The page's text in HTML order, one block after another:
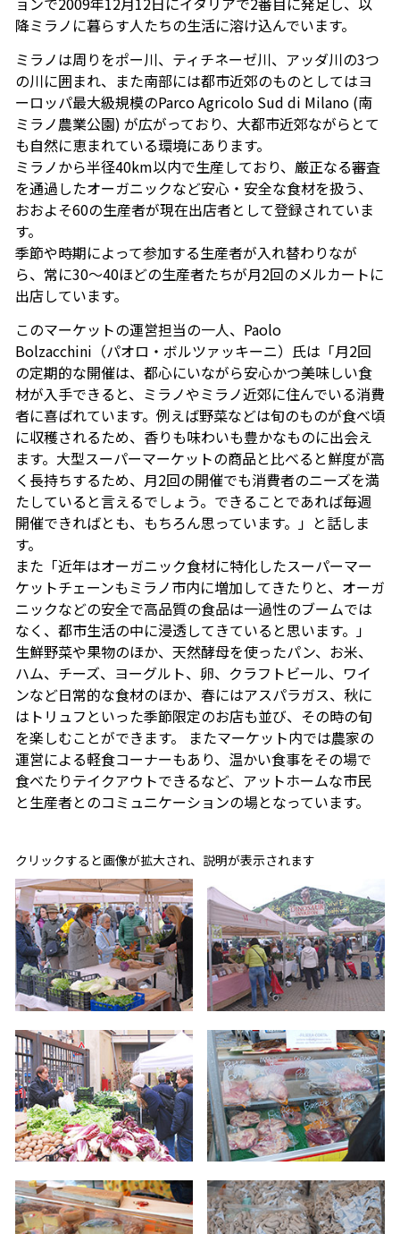
降ミラノに暮らす人たちの生活に溶け込んでいます。
ミラノは周りをポー川、ティチネーゼ川、アッダ川の3つ
の川に囲まれ、また南部には都市近郊のものとしてはヨ
ーロッパ最大級規模のParco Agricolo Sud di Milano (南
ミラノ農業公園) が広がっており、大都市近郊ながらとて
も自然に恵まれている環境にあります。
ミラノから半径40km以内で生産しており、厳正なる審査
を通過したオーガニックなど安心・安全な食材を扱う、
おおよそ60の生産者が現在出店者として登録されていま
す。
季節や時期によって参加する生産者が入れ替わりなが
ら、常に30～40ほどの生産者たちが月2回のメルカートに
出店しています。
このマーケットの運営担当の一人、Paolo
Bolzacchini（パオロ・ボルツァッキーニ）氏は「月2回
の定期的な開催は、都心にいながら安心かつ美味しい食
材が入手できると、ミラノやミラノ近郊に住んでいる消費
者に喜ばれています。例えば野菜などは旬のものが食べ頃
に収穫されるため、香りも味わいも豊かなものに出会え
ます。大型スーパーマーケットの商品と比べると鮮度が高
く長持ちするため、月2回の開催でも消費者のニーズを満
たしていると言えるでしょう。できることであれば毎週
開催できればとも、もちろん思っています。」と話しま
す。
また「近年はオーガニック食材に特化したスーパーマー
ケットチェーンもミラノ市内に増加してきたりと、オーガ
ニックなどの安全で高品質の食品は一過性のブームでは
なく、都市生活の中に浸透してきていると思います。」
生鮮野菜や果物のほか、天然酵母を使ったパン、お米、
ハム、チーズ、ヨーグルト、卵、クラフトビール、ワイ
ンなど日常的な食材のほか、春にはアスパラガス、秋に
はトリュフといった季節限定のお店も並び、その時の旬
を楽しむことができます。 またマーケット内では農家の
運営による軽食コーナーもあり、温かい食事をその場で
食べたりテイクアウトできるなど、アットホームな市民
と生産者とのコミュニケーションの場となっています。
クリックすると画像が拡大され、説明が表示されます